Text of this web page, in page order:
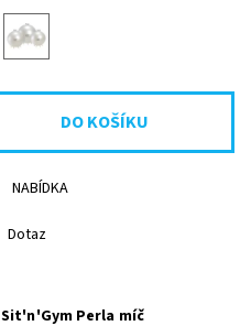
NABÍDKA
Dotaz
Sit'n'Gym Perla míč